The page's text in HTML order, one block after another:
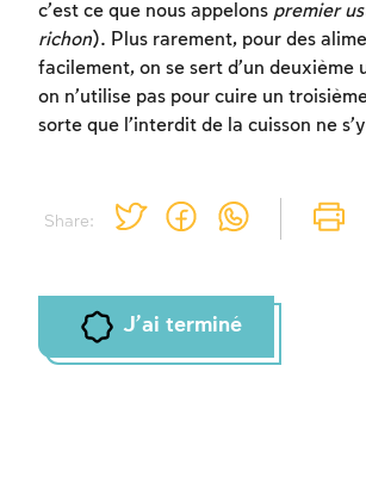
Share:
c’est ce que nous appelons premier
richon). Plus rarement, pour des
facilement, on se sert d’un deuxième
on n’utilise pas pour cuire un
sorte que l’interdit de la cuisson ne
J'ai terminé
Inscription
Afin d'enregistrer ce que vous
vous devez vous connectez ou
Inscription Connexion